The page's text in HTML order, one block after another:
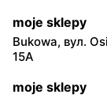
moje sklepy
Bukowa, вул.
15A
moje sklepy